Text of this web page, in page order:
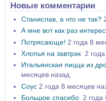
Новые комментарии
Станислав, а что не так?
А мне вот как раз
Потрясающе! 2 года 8
Хлопья на завтрак 2
Итальянская пицца из
месяцев назад
Соус 2 года 8 месяцев
Большое спасибо 2 года